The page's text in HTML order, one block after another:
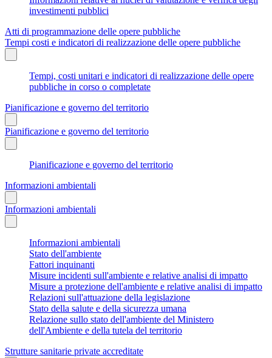
investimenti pubblici
Atti di programmazione delle opere pubbliche
Tempi costi e indicatori di realizzazione delle opere pubbliche
Tempi, costi unitari e indicatori di realizzazione delle opere
pubbliche in corso o completate
Pianificazione e governo del territorio
Pianificazione e governo del territorio
Pianificazione e governo del territorio
Informazioni ambientali
Informazioni ambientali
Informazioni ambientali
Stato dell'ambiente
Fattori inquinanti
Misure incidenti sull'ambiente e relative analisi di impatto
Misure a protezione dell'ambiente e relative analisi di impatto
Relazioni sull'attuazione della legislazione
Stato della salute e della sicurezza umana
Relazione sullo stato dell'ambiente del Ministero
dell'Ambiente e della tutela del territorio
Strutture sanitarie private accreditate